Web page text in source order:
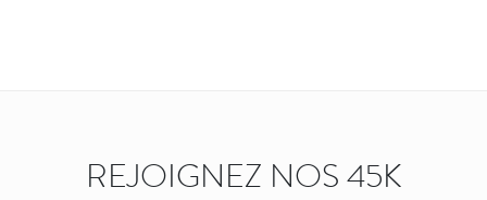
REJOIGNEZ NOS 45K